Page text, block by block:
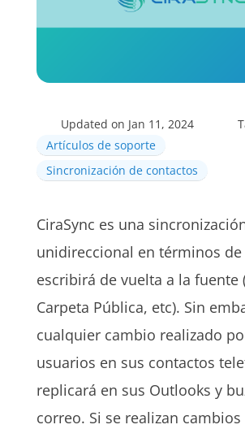
Updated on Jan 11, 2024
Artículos de soporte
Sincronización de contactos
CiraSync es una
unidireccional en términos
escribirá de vuelta a la fuente
Carpeta Pública, etc). Sin
cualquier cambio realizado
usuarios en sus contactos
replicará en sus Outlooks y
correo. Si se realizan